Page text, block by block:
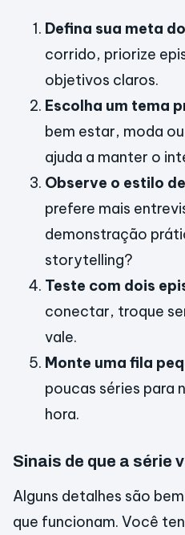
Defina sua meta
corrido, priorize
objetivos claros.
Escolha um tema
bem estar, moda
ajuda a manter o
Observe o estilo
prefere mais
demonstração
storytelling?
Teste com dois
conectar, troque
vale.
Monte uma fila
poucas séries para
hora.
Sinais de que a série
Alguns detalhes são
que funcionam. Você